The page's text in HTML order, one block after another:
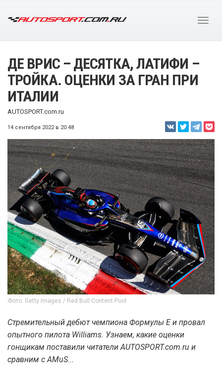
ДЕ ВРИС – ДЕСЯТКА, ЛАТИФИ –
ТРОЙКА. ОЦЕНКИ ЗА ГРАН ПРИ
ИТАЛИИ
AUTOSPORT.com.ru
14 сентября 2022 в 20:48
Фото: Getty Images / Red Bull Content Pool
Стремительный дебют чемпиона Формулы E и провал
опытного пилота Williams. Узнаем, какие оценки
гонщикам поставили читатели AUTOSPORT.com.ru и
сравним с AMuS...